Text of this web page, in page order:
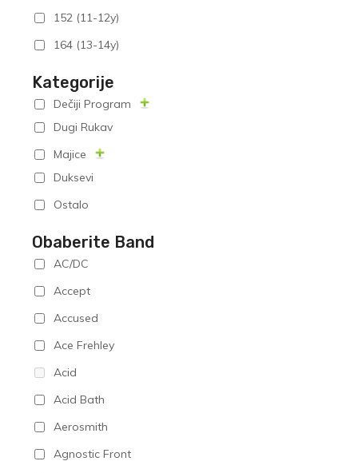
152 (11-12y)
164 (13-14y)
Kategorije
Dečiji Program
Dugi Rukav
Majice
Duksevi
Ostalo
Obaberite Band
AC/DC
Accept
Accused
Ace Frehley
Acid
Acid Bath
Aerosmith
Agnostic Front